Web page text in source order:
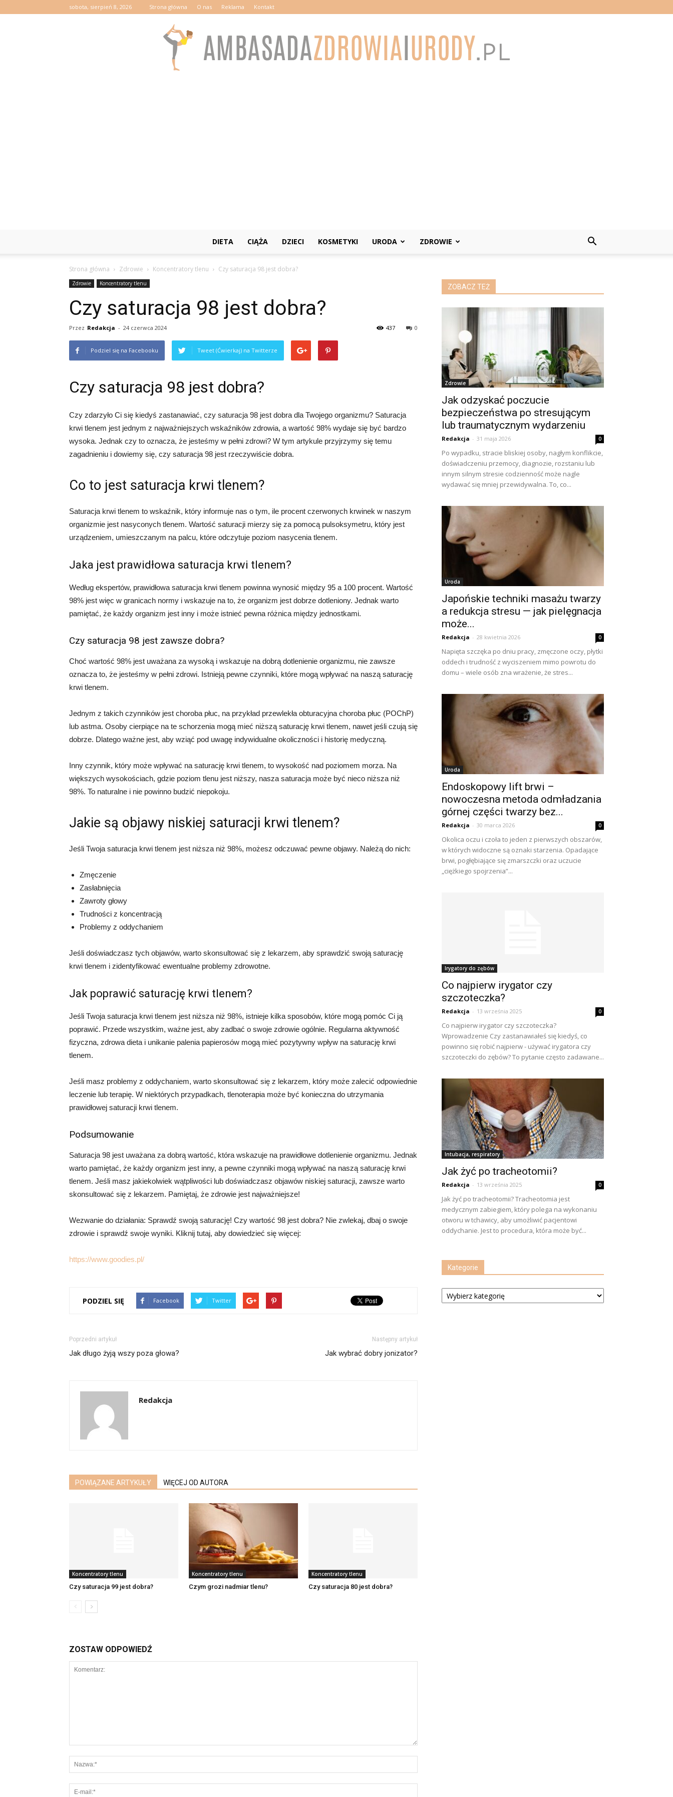
sobota, sierpień 8, 2026 Strona główna O nas Reklama Kontakt
DIETA CIĄŻA DZIECI KOSMETYKI URODA ZDROWIE
Strona główna Zdrowie Koncentratory tlenu Czy saturacja 98 jest dobra?
Zdrowie Koncentratory tlenu
Czy saturacja 98 jest dobra?
Przez Redakcja - 24 czerwca 2024 0
437
Podziel się na Facebooku Tweet (Ćwierkaj) na Twitterze
Czy saturacja 98 jest dobra?
Czy zdarzyło Ci się kiedyś zastanawiać, czy saturacja 98 jest dobra dla Twojego organizmu? Saturacja
krwi tlenem jest jednym z najważniejszych wskaźników zdrowia, a wartość 98% wydaje się być bardzo
wysoka. Jednak czy to oznacza, że jesteśmy w pełni zdrowi? W tym artykule przyjrzymy się temu
zagadnieniu i dowiemy się, czy saturacja 98 jest rzeczywiście dobra.
Co to jest saturacja krwi tlenem?
Saturacja krwi tlenem to wskaźnik, który informuje nas o tym, ile procent czerwonych krwinek w naszym
organizmie jest nasyconych tlenem. Wartość saturacji mierzy się za pomocą pulsoksymetru, który jest
urządzeniem, umieszczanym na palcu, które odczytuje poziom nasycenia tlenem.
Jaka jest prawidłowa saturacja krwi tlenem?
Według ekspertów, prawidłowa saturacja krwi tlenem powinna wynosić między 95 a 100 procent. Wartość
98% jest więc w granicach normy i wskazuje na to, że organizm jest dobrze dotleniony. Jednak warto
pamiętać, że każdy organizm jest inny i może istnieć pewna różnica między jednostkami.
Czy saturacja 98 jest zawsze dobra?
Choć wartość 98% jest uważana za wysoką i wskazuje na dobrą dotlenienie organizmu, nie zawsze
oznacza to, że jesteśmy w pełni zdrowi. Istnieją pewne czynniki, które mogą wpływać na naszą saturację
krwi tlenem.
Jednym z takich czynników jest choroba płuc, na przykład przewlekła obturacyjna choroba płuc (POChP)
lub astma. Osoby cierpiące na te schorzenia mogą mieć niższą saturację krwi tlenem, nawet jeśli czują się
dobrze. Dlatego ważne jest, aby wziąć pod uwagę indywidualne okoliczności i historię medyczną.
Inny czynnik, który może wpływać na saturację krwi tlenem, to wysokość nad poziomem morza. Na
większych wysokościach, gdzie poziom tlenu jest niższy, nasza saturacja może być nieco niższa niż
98%. To naturalne i nie powinno budzić niepokoju.
Jakie są objawy niskiej saturacji krwi tlenem?
Jeśli Twoja saturacja krwi tlenem jest niższa niż 98%, możesz odczuwać pewne objawy. Należą do nich:
Zmęczenie
Zasłabnięcia
Zawroty głowy
Trudności z koncentracją
Problemy z oddychaniem
Jeśli doświadczasz tych objawów, warto skonsultować się z lekarzem, aby sprawdzić swoją saturację
krwi tlenem i zidentyfikować ewentualne problemy zdrowotne.
Jak poprawić saturację krwi tlenem?
Jeśli Twoja saturacja krwi tlenem jest niższa niż 98%, istnieje kilka sposobów, które mogą pomóc Ci ją
poprawić. Przede wszystkim, ważne jest, aby zadbać o swoje zdrowie ogólnie. Regularna aktywność
fizyczna, zdrowa dieta i unikanie palenia papierosów mogą mieć pozytywny wpływ na saturację krwi
tlenem.
Jeśli masz problemy z oddychaniem, warto skonsultować się z lekarzem, który może zalecić odpowiednie
leczenie lub terapię. W niektórych przypadkach, tlenoterapia może być konieczna do utrzymania
prawidłowej saturacji krwi tlenem.
Podsumowanie
Saturacja 98 jest uważana za dobrą wartość, która wskazuje na prawidłowe dotlenienie organizmu. Jednak
warto pamiętać, że każdy organizm jest inny, a pewne czynniki mogą wpływać na naszą saturację krwi
tlenem. Jeśli masz jakiekolwiek wątpliwości lub doświadczasz objawów niskiej saturacji, zawsze warto
skonsultować się z lekarzem. Pamiętaj, że zdrowie jest najważniejsze!
Wezwanie do działania: Sprawdź swoją saturację! Czy wartość 98 jest dobra? Nie zwlekaj, dbaj o swoje
zdrowie i sprawdź swoje wyniki. Kliknij tutaj, aby dowiedzieć się więcej:
https://www.goodies.pl/
PODZIEL SIĘ Facebook Twitter
Poprzedni artykuł
Jak długo żyją wszy poza głowa?
Następny artykuł
Jak wybrać dobry jonizator?
Redakcja
POWIĄZANE ARTYKUŁY WIĘCEJ OD AUTORA
Koncentratory tlenu
Czy saturacja 99 jest dobra?
Koncentratory tlenu
Czym grozi nadmiar tlenu?
Koncentratory tlenu
Czy saturacja 80 jest dobra?
ZOSTAW ODPOWIEDŹ
ZOBACZ TEŻ
Zdrowie
Jak odzyskać poczucie
bezpieczeństwa po stresującym
lub traumatycznym wydarzeniu
Redakcja - 31 maja 2026 0
Po wypadku, stracie bliskiej osoby, nagłym konflikcie,
doświadczeniu przemocy, diagnozie, rozstaniu lub
innym silnym stresie codzienność może nagle
wydawać się mniej przewidywalna. To, co...
Uroda
Japońskie techniki masażu twarzy
a redukcja stresu — jak pielęgnacja
może...
Redakcja - 28 kwietnia 2026 0
Napięta szczęka po dniu pracy, zmęczone oczy, płytki
oddech i trudność z wyciszeniem mimo powrotu do
domu – wiele osób zna wrażenie, że stres...
Uroda
Endoskopowy lift brwi –
nowoczesna metoda odmładzania
górnej części twarzy bez...
Redakcja - 30 marca 2026 0
Okolica oczu i czoła to jeden z pierwszych obszarów,
w których widoczne są oznaki starzenia. Opadające
brwi, pogłębiające się zmarszczki oraz uczucie
„ciężkiego spojrzenia”...
Irygatory do zębów
Co najpierw irygator czy
szczoteczka?
Redakcja - 13 września 2025 0
Co najpierw irygator czy szczoteczka?
Wprowadzenie Czy zastanawiałeś się kiedyś, co
powinno się robić najpierw - używać irygatora czy
szczoteczki do zębów? To pytanie często zadawane...
Intubacja, respiratory
Jak żyć po tracheotomii?
Redakcja - 13 września 2025 0
Jak żyć po tracheotomii? Tracheotomia jest
medycznym zabiegiem, który polega na wykonaniu
otworu w tchawicy, aby umożliwić pacjentowi
oddychanie. Jest to procedura, która może być...
Kategorie
Kategorie